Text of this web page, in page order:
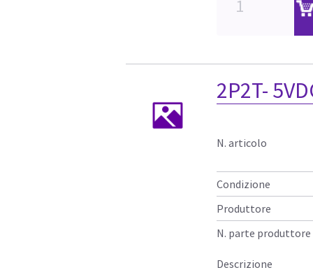
2P2T-
N. articolo
Condizione
Produttore
N. parte produttore
Descrizione